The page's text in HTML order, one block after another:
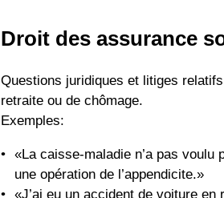
Droit des assurance
Questions juridiques et litiges
retraite ou de chômage.
Exemples:
«La caisse-maladie n’a pas
une opération de l’appendicite.»
«J’ai eu un accident de voiture en